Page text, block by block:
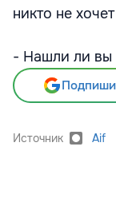
никто не
- Нашли ли вы
Источник Aif